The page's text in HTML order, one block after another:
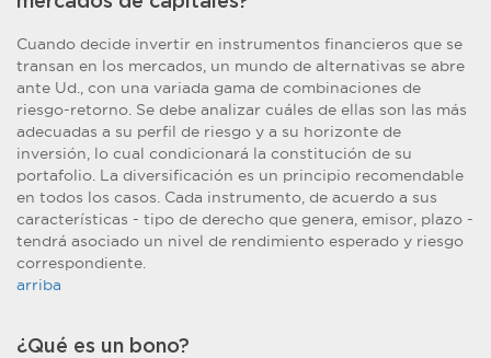
Cuando decide invertir en instrumentos financieros que se
transan en los mercados, un mundo de alternativas se abre
ante Ud., con una variada gama de combinaciones de
riesgo-retorno. Se debe analizar cuáles de ellas son las más
adecuadas a su perfil de riesgo y a su horizonte de
inversión, lo cual condicionará la constitución de su
portafolio. La diversificación es un principio recomendable
en todos los casos. Cada instrumento, de acuerdo a sus
características - tipo de derecho que genera, emisor, plazo -
tendrá asociado un nivel de rendimiento esperado y riesgo
correspondiente.
arriba
¿Qué es un bono?